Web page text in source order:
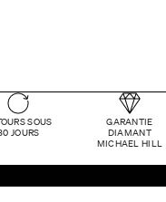
SOUS
JOURS
GARANTIE
DIAMANT
MICHAEL HILL